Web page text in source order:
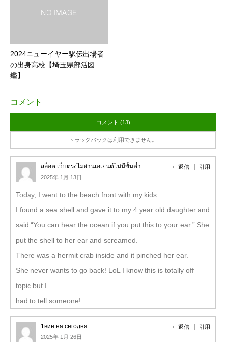
2024ニューイヤー駅伝出場者
の出身高校【埼玉県部活図
鑑】
コメント
コメント (13)
トラックバックは利用できません。
สล็อต เว็บตรงไม่ผ่านเอเย่นต์ไม่มีขั้นต่ำ
2025年 1月 13日
返信 引用
Today, I went to the beach front with my kids.
I found a sea shell and gave it to my 4 year old daughter and
said “You can hear the ocean if you put this to your ear.” She
put the shell to her ear and screamed.
There was a hermit crab inside and it pinched her ear.
She never wants to go back! LoL I know this is totally off
topic but I
had to tell someone!
1вин на сегодня
2025年 1月 26日
返信 引用